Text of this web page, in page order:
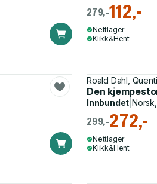
279,-112,-
Nettlager
Klikk&Hent
Roald Dahl,
Den
Innbundet |
299,-272,-
Nettlager
Klikk&Hent